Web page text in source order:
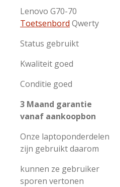
Lenovo G70-70
Toetsenbord Qwerty
Status gebruikt
Kwaliteit goed
Conditie goed
3 Maand garantie
vanaf aankoopbon
Onze laptoponderdelen
zijn gebruikt daarom
kunnen ze gebruiker
sporen vertonen